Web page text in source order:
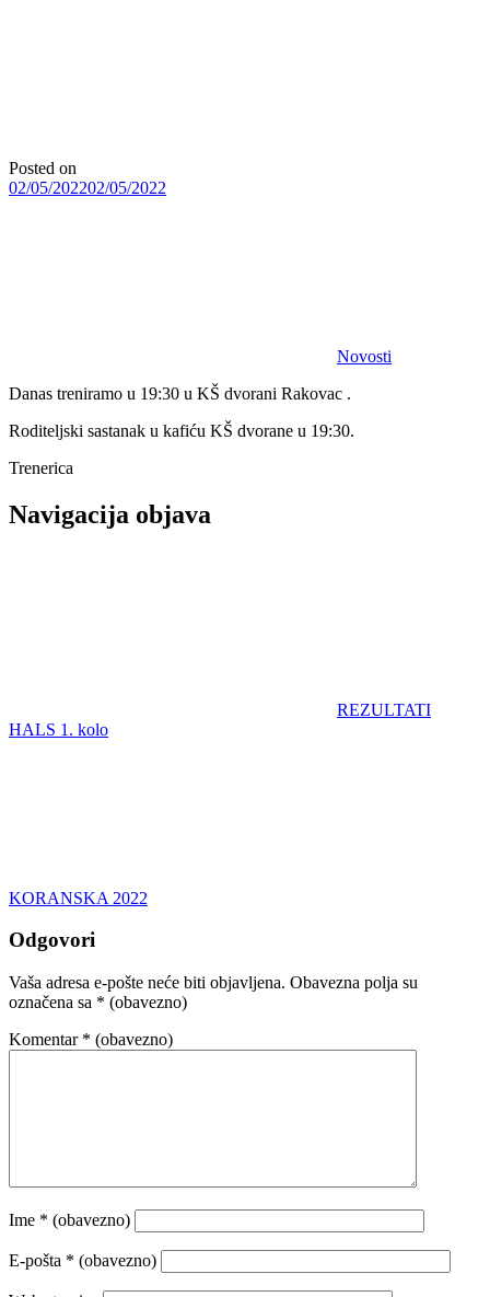
Posted on
02/05/202202/05/2022
Novosti
Danas treniramo u 19:30 u KŠ dvorani Rakovac .
Roditeljski sastanak u kafiću KŠ dvorane u 19:30.
Trenerica
Navigacija objava
REZULTATI
HALS 1. kolo
KORANSKA 2022
Odgovori
Vaša adresa e-pošte neće biti objavljena. Obavezna polja su
označena sa * (obavezno)
Komentar * (obavezno)
Ime * (obavezno)
E-pošta * (obavezno)